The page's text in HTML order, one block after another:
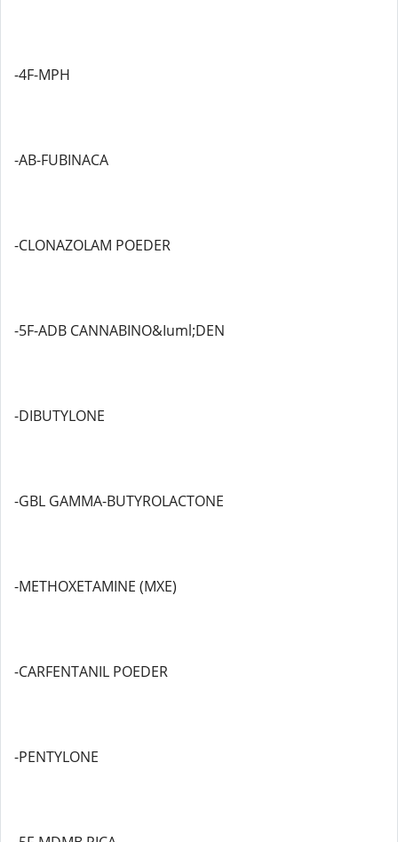
-4F-MPH
-AB-FUBINACA
-CLONAZOLAM POEDER
-5F-ADB CANNABINO&Iuml;DEN
-DIBUTYLONE
-GBL GAMMA-BUTYROLACTONE
-METHOXETAMINE (MXE)
-CARFENTANIL POEDER
-PENTYLONE